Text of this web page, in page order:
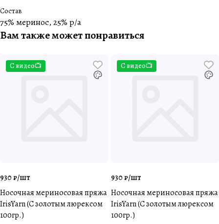
Состав
75% меринос, 25% p/a
Вам также может понравиться
С видео📺
930 ₽/шт
Носочная мериносовая пряжа
IrisYarn (С золотым люрексом
100гр.)
С видео📺
930 ₽/шт
Носочная мериносовая пряжа
IrisYarn (С золотым люрексом
100гр.)